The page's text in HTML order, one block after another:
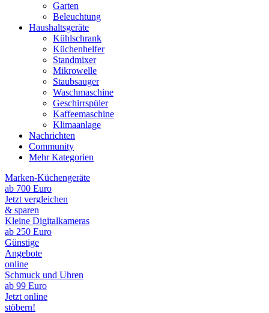
Garten
Beleuchtung
Haushaltsgeräte
Kühlschrank
Küchenhelfer
Standmixer
Mikrowelle
Staubsauger
Waschmaschine
Geschirrspüler
Kaffeemaschine
Klimaanlage
Nachrichten
Community
Mehr Kategorien
Marken-Küchengeräte
ab 700 Euro
Jetzt vergleichen
& sparen
Kleine Digitalkameras
ab 250 Euro
Günstige
Angebote
online
Schmuck und Uhren
ab 99 Euro
Jetzt online
stöbern!